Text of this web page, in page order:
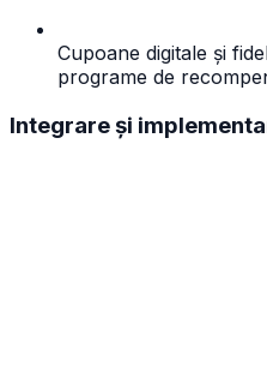
Cupoane digitale și
programe de
Integrare și